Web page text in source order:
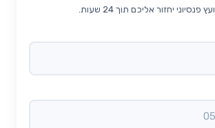
יחזור אליכם תוך 24 שעות.